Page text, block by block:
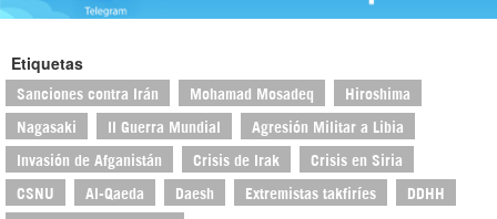
Etiquetas
Sanciones contra Irán Mohamad Mosadeq Hiroshima
Nagasaki II Guerra Mundial Agresión Militar a Libia
Invasión de Afganistán Crisis de Irak Crisis en Siria
CSNU Al-Qaeda Daesh Extremistas takfiríes DDHH